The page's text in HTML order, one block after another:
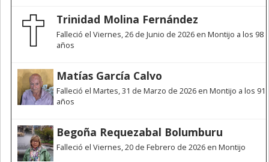
Trinidad Molina Fernández
Falleció el Viernes, 26 de Junio de 2026 en Montijo a los 98
años
Matías García Calvo
Falleció el Martes, 31 de Marzo de 2026 en Montijo a los 91
años
Begoña Requezabal Bolumburu
Falleció el Viernes, 20 de Febrero de 2026 en Montijo